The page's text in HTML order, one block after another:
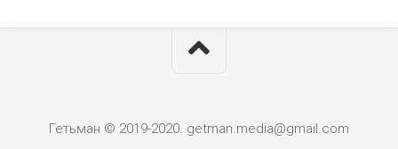
Гетьман © 2019-2020. getman.media@gmail.com